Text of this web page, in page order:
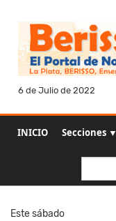
6 de Julio de 2022
INICIO Secciones ▼
Este sábado